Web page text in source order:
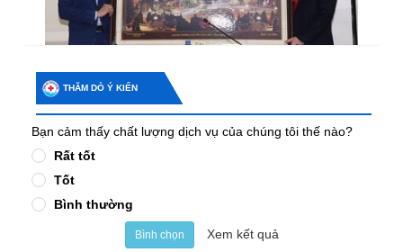
THĂM DÒ Ý KIẾN
Bạn cảm thấy chất lượng dịch vụ của chúng tôi thế nào?
Rất tốt
Tốt
Bình thường
Bình chọn Xem kết quả